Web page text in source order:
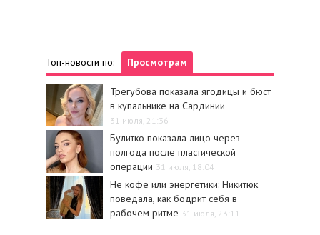
Топ-новости по: Просмотрам
Трегубова показала ягодицы и бюст
в купальнике на Сардинии
31 июля, 21:36
Булитко показала лицо через
полгода после пластической
операции 31 июля, 18:04
Не кофе или энергетики: Никитюк
поведала, как бодрит себя в
рабочем ритме 31 июля, 23:11